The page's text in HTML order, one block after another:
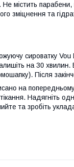
Не містить
зміцнення та
сироватку
на 30
Після
на
Надягніть
та зробіть